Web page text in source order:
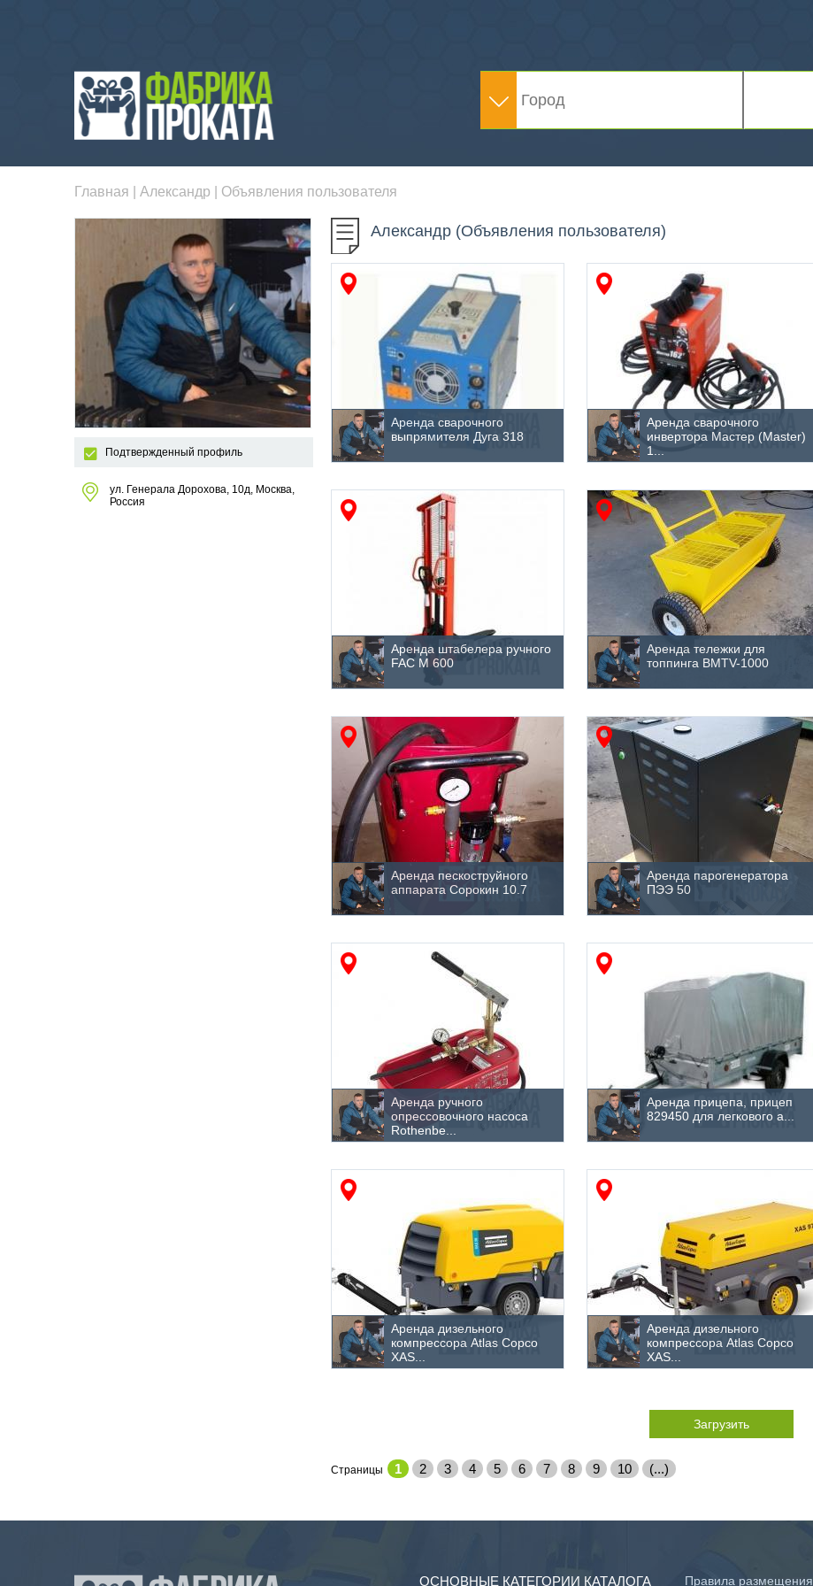
Главная Александр | Объявления пользователя
Подтвержденный профиль
ул. Генерала Дорохова, 10д, Москва,
Россия
Александр (Объявления пользователя)
Аренда сварочного
выпрямителя Дуга 318
Аренда сварочного
инвертора Мастер (Master)
1...
Аренда штабелера ручного
FAC M 600
Аренда тележки для
топпинга BMTV-1000
Аренда пескоструйного
аппарата Сорокин 10.7
Аренда парогенератора
ПЭЭ 50
Аренда ручного
опрессовочного насоса
Rothenbe...
Аренда прицепа, прицеп
829450 для легкового а...
Аренда дизельного
компрессора Atlas Copco
XAS...
Аренда дизельного
компрессора Atlas Copco
XAS...
Загрузить
Страницы 1 2 3 4 5 6 7 8 9 10 (...)
ОСНОВНЫЕ КАТЕГОРИИ КАТАЛОГА Правила размещения